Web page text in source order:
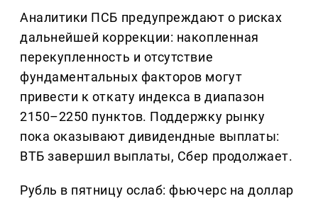
Аналитики ПСБ предупреждают о рисках
дальнейшей коррекции: накопленная
перекупленность и отсутствие
фундаментальных факторов могут
привести к откату индекса в диапазон
2150–2250 пунктов. Поддержку рынку
пока оказывают дивидендные выплаты:
ВТБ завершил выплаты, Сбер продолжает.
Рубль в пятницу ослаб: фьючерс на доллар